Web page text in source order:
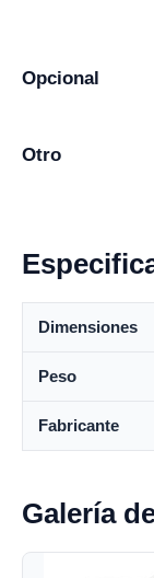
Opcional
Otro
Dimensiones
Peso
Fabricante
Galería